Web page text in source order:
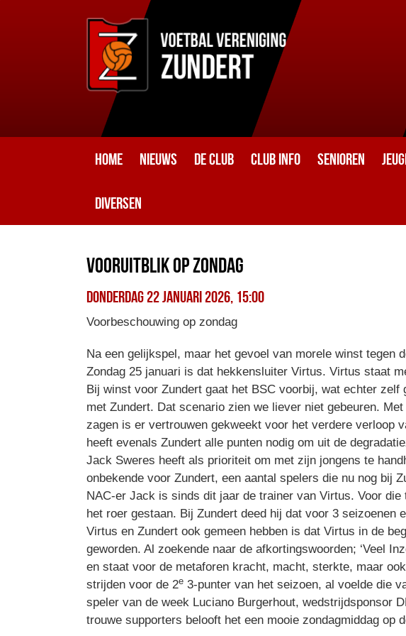
Home Nieuws De club Club info Senioren
Diversen
Vooruitblik op zondag
donderdag 22 januari 2026, 15:00
Voorbeschouwing op zondag
Na een gelijkspel, maar het gevoel van morele winst tegen
Zondag 25 januari is dat hekkensluiter Virtus. Virtus staat
Bij winst voor Zundert gaat het BSC voorbij, wat echter
met Zundert. Dat scenario zien we liever niet gebeuren.
zagen is er vertrouwen gekweekt voor het verdere verloop
heeft evenals Zundert alle punten nodig om uit de
Jack Sweres heeft als prioriteit om met zijn jongens te
onbekende voor Zundert, een aantal spelers die nu nog bij
NAC-er Jack is sinds dit jaar de trainer van Virtus. Voor
het roer gestaan. Bij Zundert deed hij dat voor 3 seizoenen
Virtus en Zundert ook gemeen hebben is dat Virtus in de
geworden. Al zoekende naar de afkortingswoorden; ‘Veel
en staat voor de metaforen kracht, macht, sterkte, maar
strijden voor de 2e 3-punter van het seizoen, al voelde die
speler van de week Luciano Burgerhout, wedstrijdsponsor
trouwe supporters belooft het een mooie zondagmiddag op